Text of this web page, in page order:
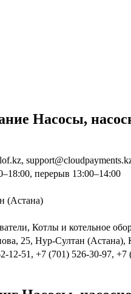
Насосы,
перерыв 13:00–14:00
(Астана)
Котлы и котельное
25, Нур-Султан (Астана),
12-51, +7 (701) 526-30-97,